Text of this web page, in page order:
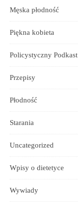
Męska płodność
Piękna kobieta
Policystyczny Podkast
Przepisy
Płodność
Starania
Uncategorized
Wpisy o dietetyce
Wywiady